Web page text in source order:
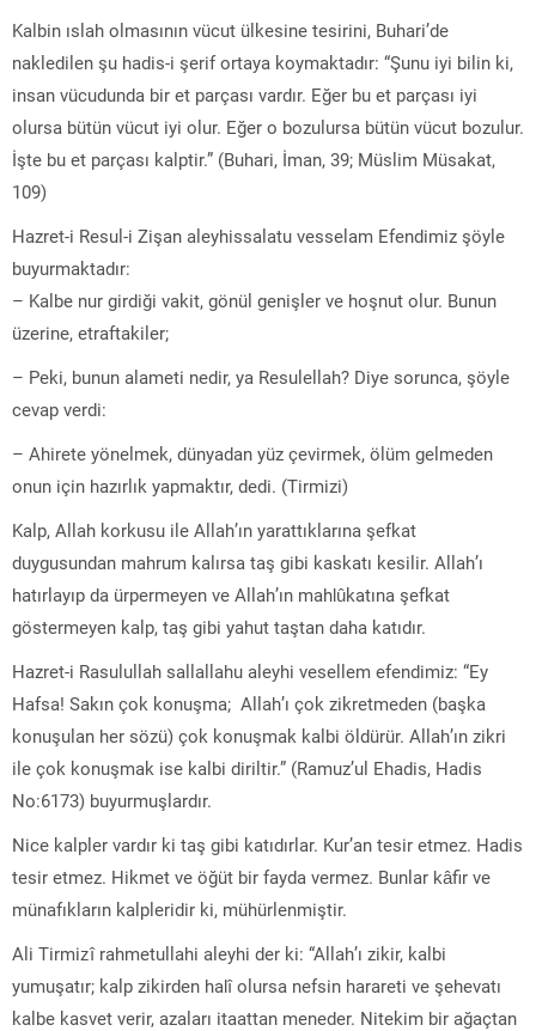
Kalbin ıslah olmasının vücut ülkesine tesirini, Buhari’de
nakledilen şu hadis-i şerif ortaya koymaktadır: “Şunu iyi bilin ki,
insan vücudunda bir et parçası vardır. Eğer bu et parçası iyi
olursa bütün vücut iyi olur. Eğer o bozulursa bütün vücut bozulur.
İşte bu et parçası kalptir.” (Buhari, İman, 39; Müslim Müsakat,
109)
Hazret-i Resul-i Zişan aleyhissalatu vesselam Efendimiz şöyle
buyurmaktadır:
– Kalbe nur girdiği vakit, gönül genişler ve hoşnut olur. Bunun
üzerine, etraftakiler;
– Peki, bunun alameti nedir, ya Resulellah? Diye sorunca, şöyle
cevap verdi:
– Ahirete yönelmek, dünyadan yüz çevirmek, ölüm gelmeden
onun için hazırlık yapmaktır, dedi. (Tirmizi)
Kalp, Allah korkusu ile Allah’ın yarattıklarına şefkat
duygusundan mahrum kalırsa taş gibi kaskatı kesilir. Allah’ı
hatırlayıp da ürpermeyen ve Allah’ın mahlûkatına şefkat
göstermeyen kalp, taş gibi yahut taştan daha katıdır.
Hazret-i Rasulullah sallallahu aleyhi vesellem efendimiz: “Ey
Hafsa! Sakın çok konuşma; Allah’ı çok zikretmeden (başka
konuşulan her sözü) çok konuşmak kalbi öldürür. Allah’ın zikri
ile çok konuşmak ise kalbi diriltir.” (Ramuz’ul Ehadis, Hadis
No:6173) buyurmuşlardır.
Nice kalpler vardır ki taş gibi katıdırlar. Kur’an tesir etmez. Hadis
tesir etmez. Hikmet ve öğüt bir fayda vermez. Bunlar kâfir ve
münafıkların kalpleridir ki, mühürlenmiştir.
Ali Tirmizî rahmetullahi aleyhi der ki: “Allah’ı zikir, kalbi
yumuşatır; kalp zikirden halî olursa nefsin harareti ve şehevatı
kalbe kasvet verir, azaları itaattan meneder. Nitekim bir ağaçtan